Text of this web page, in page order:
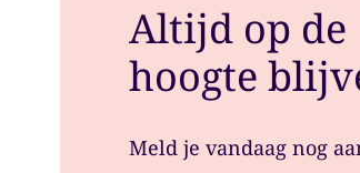
Altijd op de
hoogte
Meld je vandaag nog